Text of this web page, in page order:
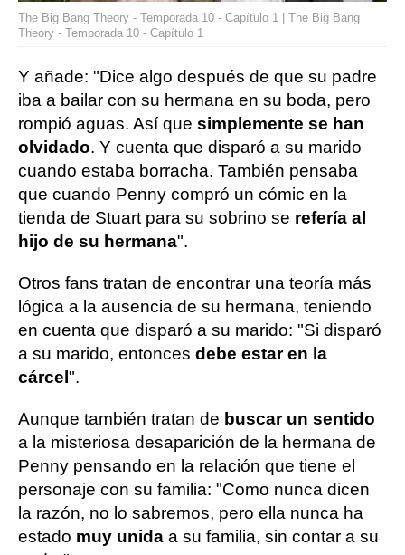
The Big Bang Theory - Temporada 10 - Capítulo 1 | The Big Bang
Theory - Temporada 10 - Capítulo 1
Y añade: "Dice algo después de que su padre
iba a bailar con su hermana en su boda, pero
rompió aguas. Así que simplemente se han
olvidado. Y cuenta que disparó a su marido
cuando estaba borracha. También pensaba
que cuando Penny compró un cómic en la
tienda de Stuart para su sobrino se refería al
hijo de su hermana".
Otros fans tratan de encontrar una teoría más
lógica a la ausencia de su hermana, teniendo
en cuenta que disparó a su marido: "Si disparó
a su marido, entonces debe estar en la
cárcel".
Aunque también tratan de buscar un sentido
a la misteriosa desaparición de la hermana de
Penny pensando en la relación que tiene el
personaje con su familia: "Como nunca dicen
la razón, no lo sabremos, pero ella nunca ha
estado muy unida a su familia, sin contar a su